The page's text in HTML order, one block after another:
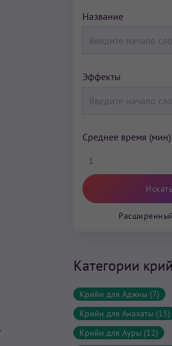
Название
Эффекты
Среднее время (мин)
1
Категории крий
Крийи для Аджны (7)
Крийи для Анахаты (15)
Крийи для Ауры (12)